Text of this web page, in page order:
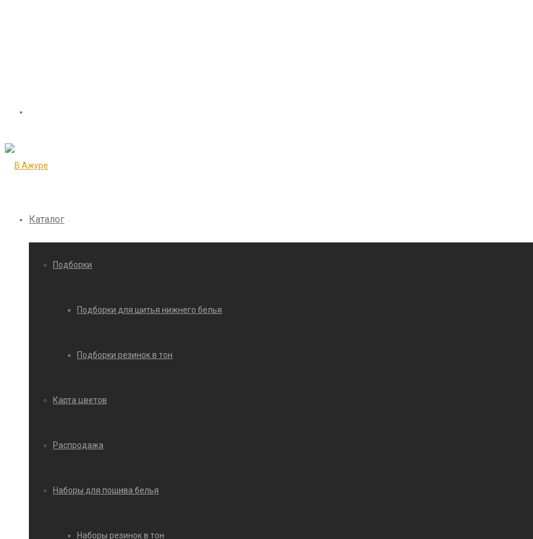
Каталог
Подборки
Подборки для шитья нижнего белья
Подборки резинок в тон
Карта цветов
Распродажа
Наборы для пошива белья
Наборы резинок в тон